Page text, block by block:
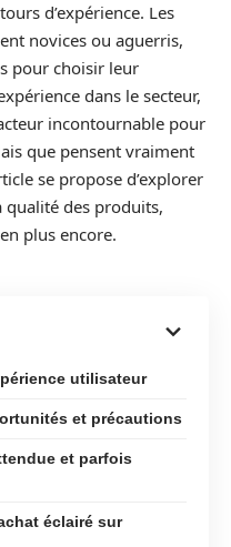
d’expérience. Les
novices ou aguerris,
pour choisir leur
dans le secteur,
incontournable pour
que pensent vraiment
se propose d’explorer
qualité des produits,
plus encore.
utilisateur
et précautions
et parfois
éclairé sur